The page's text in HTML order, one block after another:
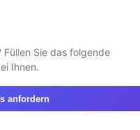
Füllen Sie das folgende
Ihnen.
anfordern